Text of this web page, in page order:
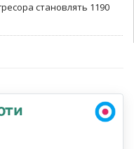
становлять 1190